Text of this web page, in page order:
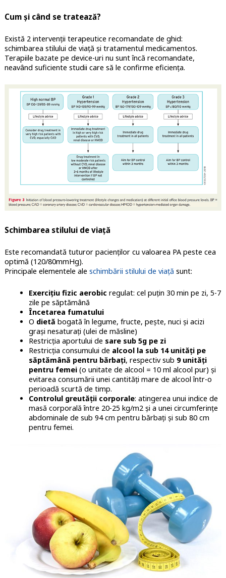
Cum și când se tratează?
Există 2 intervenții terapeutice recomandate de ghid:
schimbarea stilului de viață și tratamentul medicamentos.
Terapiile bazate pe device-uri nu sunt încă recomandate,
neavând suficiente studii care să le confirme eficiența.
Schimbarea stilului de viață
Este recomandată tuturor pacienților cu valoarea PA peste cea
optimă (120/80mmHg).
Principale elementele ale schimbării stilului de viață sunt:
Exercițiu fizic aerobic regulat: cel puțin 30 min pe zi, 5-7
zile pe săptămână
Încetarea fumatului
O dietă bogată în legume, fructe, pește, nuci și acizi
grași nesaturați (ulei de măsline)
Restricția aportului de sare sub 5g pe zi
Restricția consumului de alcool la sub 14 unități pe
săptămână pentru bărbați, respectiv sub 9 unități
pentru femei(o unitate de alcool = 10 ml alcool pur) și
evitarea consumării unei cantități mare de alcool într-o
perioadă scurtă de timp.
Controlul greutății corporale: atingerea unui indice de
masă corporală între 20-25 kg/m2 și a unei circumferințe
abdominale de sub 94 cm pentru bărbați și sub 80 cm
pentru femei.